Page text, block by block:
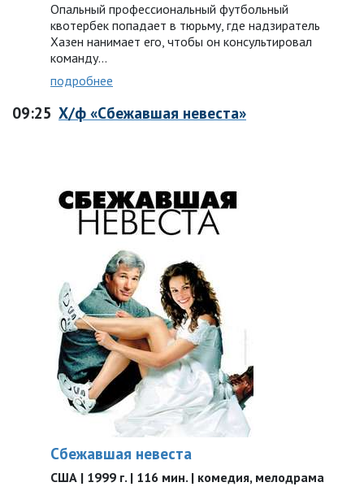
Опальный профессиональный футбольный
квотербек попадает в тюрьму, где надзиратель
Хазен нанимает его, чтобы он консультировал
команду…
подробнее
09:25 Х/ф «Сбежавшая невеста»
Сбежавшая невеста
США | 1999 г. | 116 мин. | комедия, мелодрама